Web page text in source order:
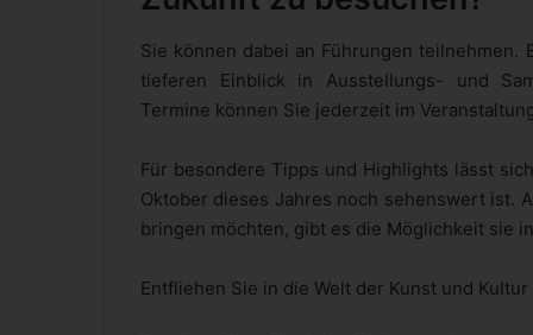
Sie können dabei an Führungen
tieferen Einblick in Ausstellungs- und
Termine können Sie jederzeit im
Für besondere Tipps und Highlights lässt
Oktober dieses Jahres noch sehenswert ist.
bringen möchten, gibt es die Möglichkeit sie
Entfliehen Sie in die Welt der Kunst und